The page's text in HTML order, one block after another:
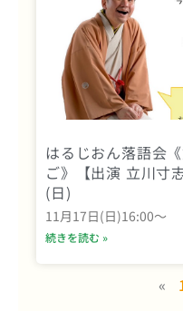
はるじおん落語会
ご》【出演 立川寸
(日)
11月17日(日)16:00〜
続きを読む »
«